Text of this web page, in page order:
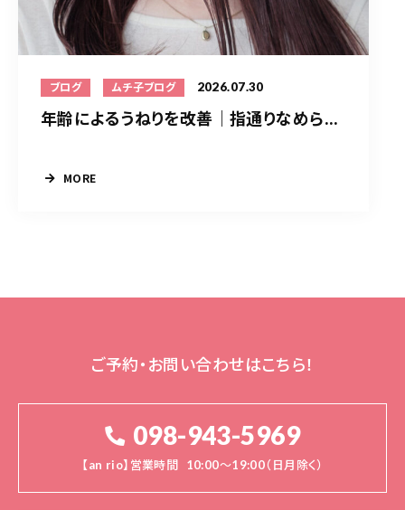
ブログ ムチ子ブログ 2026.07.30
年齢によるうねりを改善｜指通りなめら...
MORE
ご予約・お問い合わせはこちら！
098-943-5969
【an rio】営業時間 10:00～19:00（日月除く）